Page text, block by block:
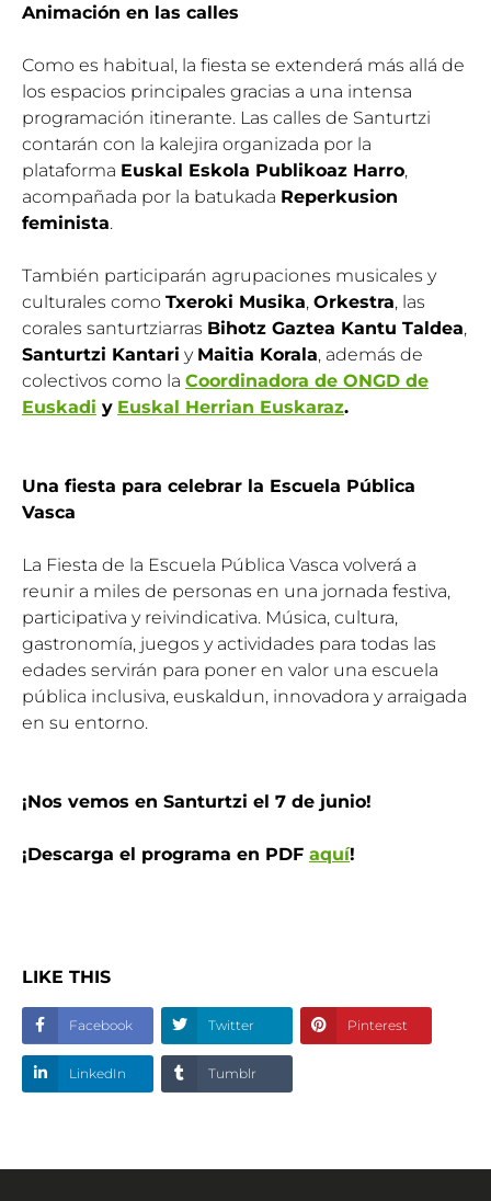
Animación en las calles
Como es habitual, la fiesta se extenderá más allá de
los espacios principales gracias a una intensa
programación itinerante. Las calles de Santurtzi
contarán con la kalejira organizada por la
plataforma Euskal Eskola Publikoaz Harro,
acompañada por la batukada Reperkusion
feminista.
También participarán agrupaciones musicales y
culturales como Txeroki Musika, Orkestra, las
corales santurtziarras Bihotz Gaztea Kantu Taldea,
Santurtzi Kantari y Maitia Korala, además de
colectivos como la Coordinadora de ONGD de
Euskadi y Euskal Herrian Euskaraz.
Una fiesta para celebrar la Escuela Pública
Vasca
La Fiesta de la Escuela Pública Vasca volverá a
reunir a miles de personas en una jornada festiva,
participativa y reivindicativa. Música, cultura,
gastronomía, juegos y actividades para todas las
edades servirán para poner en valor una escuela
pública inclusiva, euskaldun, innovadora y arraigada
en su entorno.
¡Nos vemos en Santurtzi el 7 de junio!
¡Descarga el programa en PDF aquí!
LIKE THIS
Facebook Twitter Pinterest
LinkedIn Tumblr